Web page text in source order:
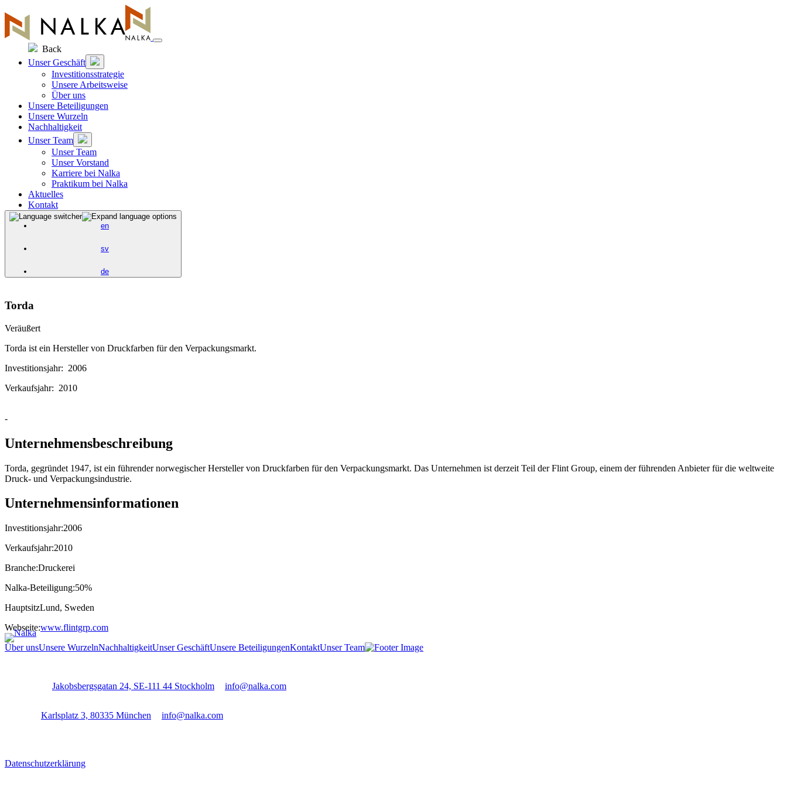
Inhalt
springen
Back
Unser Geschäft
Investitionsstrategie
Unsere Arbeitsweise
Über uns
Unsere Beteiligungen
Unsere Wurzeln
Nachhaltigkeit
Unser Team
Unser Team
Unser Vorstand
Karriere bei Nalka
Praktikum bei Nalka
Aktuelles
Kontakt
en
sv
de
Torda
Veräußert
Torda ist ein Hersteller von Druckfarben für den Verpackungsmarkt.
Investitionsjahr: 2006
Verkaufsjahr: 2010
-
Unternehmensbeschreibung
Torda, gegründet 1947, ist ein führender norwegischer Hersteller von Druckfarben für den Verpackungsmarkt. Das Unternehmen ist derzeit Teil der Flint Group, einem der führenden Anbieter für die weltweite
Druck- und Verpackungsindustrie.
Unternehmensinformationen
Investitionsjahr:2006
Verkaufsjahr:2010
Branche:Druckerei
Nalka-Beteiligung:50%
HauptsitzLund, Sweden
Webseite:www.flintgrp.com
Über unsUnsere WurzelnNachhaltigkeitUnser GeschäftUnsere BeteiligungenKontaktUnser Team
Jakobsbergsgatan 24, SE-111 44 Stockholm info@nalka.com
Karlsplatz 3, 80335 München info@nalka.com
Datenschutzerklärung